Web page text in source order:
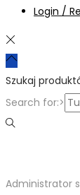
Login /
Szukaj
Search for:>
Administrator